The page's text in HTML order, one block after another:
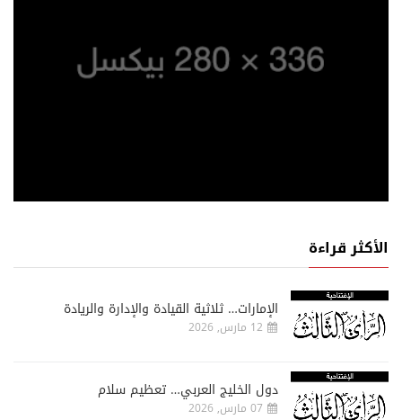
الأكثر قراءة
الإمارات… ثلاثية القيادة والإدارة والريادة
12 مارس, 2026
دول الخليج العربي… تعظيم سلام
07 مارس, 2026